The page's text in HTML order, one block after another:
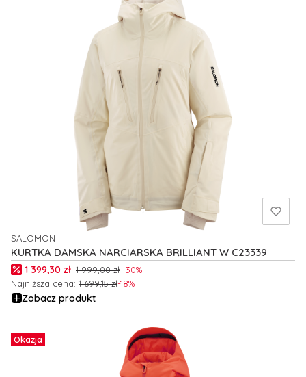
KURTKA DAMSKA NARCIARSKA BRILLIANT W C23339
PRODUCENT
SALOMON
Cena promocyjna
1 399,30 zł 1 999,00 zł -30%
Najniższa cena: 1 699,15 zł-18%
Zobacz produkt
Okazja